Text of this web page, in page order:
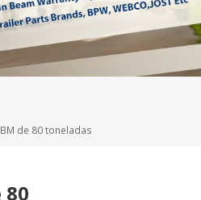
de 80 toneladas
80